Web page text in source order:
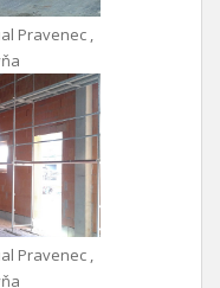
Pravenec ,
Pravenec ,